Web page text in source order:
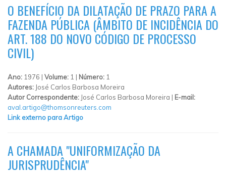
O BENEFÍCIO DA DILATAÇÃO DE PRAZO PARA A
FAZENDA PÚBLICA (ÂMBITO DE INCIDÊNCIA DO
ART. 188 DO NOVO CÓDIGO DE PROCESSO
CIVIL)
Ano: 1976 | Volume: 1 | Número: 1
Autores: José Carlos Barbosa Moreira
Autor Correspondente: José Carlos Barbosa Moreira | E-mail:
aval.artigo@thomsonreuters.com
Link externo para Artigo
A CHAMADA "UNIFORMIZAÇÃO DA
JURISPRUDÊNCIA"